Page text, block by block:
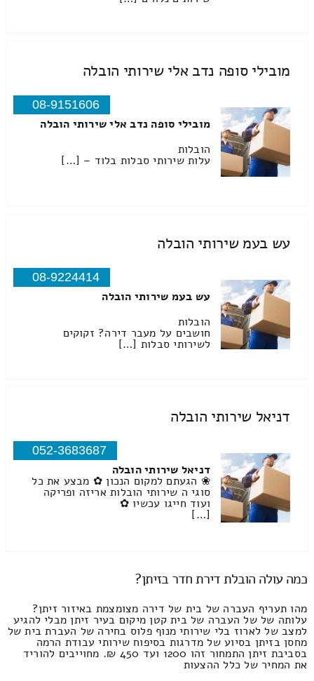
מובילי סופה נדב אלי שירותי הובלה
08-9151606
מובילי סופה נדב אלי שירותי הובלה
הובלות
עלות שירותי סבלות בלוד – […]
עש בעמ שירותי הובלה
08-9224414
עש בעמ שירותי הובלה
הובלות
חושבים על מעבר דירה? זקוקים
לשירותי סבלות […]
דניאל שירותי הובלה
052-3683687
דניאל שירותי הובלה
❀ הגעתם למקום הנכון ✿ מבצע את כל
סוגי ה שירותי הובלות אריזה ופריקה
ועוד חייגו עכשיו ✿
[…]
כמה עולה הובלת דירת חדר בזיתן?
מהו תעריף העברה של בית של דירה מצומצמת באיזור זיתן?
עלותה של של העברה של בית קטן מיקום בעיר זיתן מבלי להגיע
למצב של לארוז בלי שירותי מנוף פלוס בחירה של העברת בית של
מחסן בזיתן בסיוע של מדרגות בסיפוח שירותי עבודת הרמה
בסביבת זיתן התמחור זהו 1200 ועד 450 ₪. מחוייבים להוריד
את המחיר של כלל ההצעות